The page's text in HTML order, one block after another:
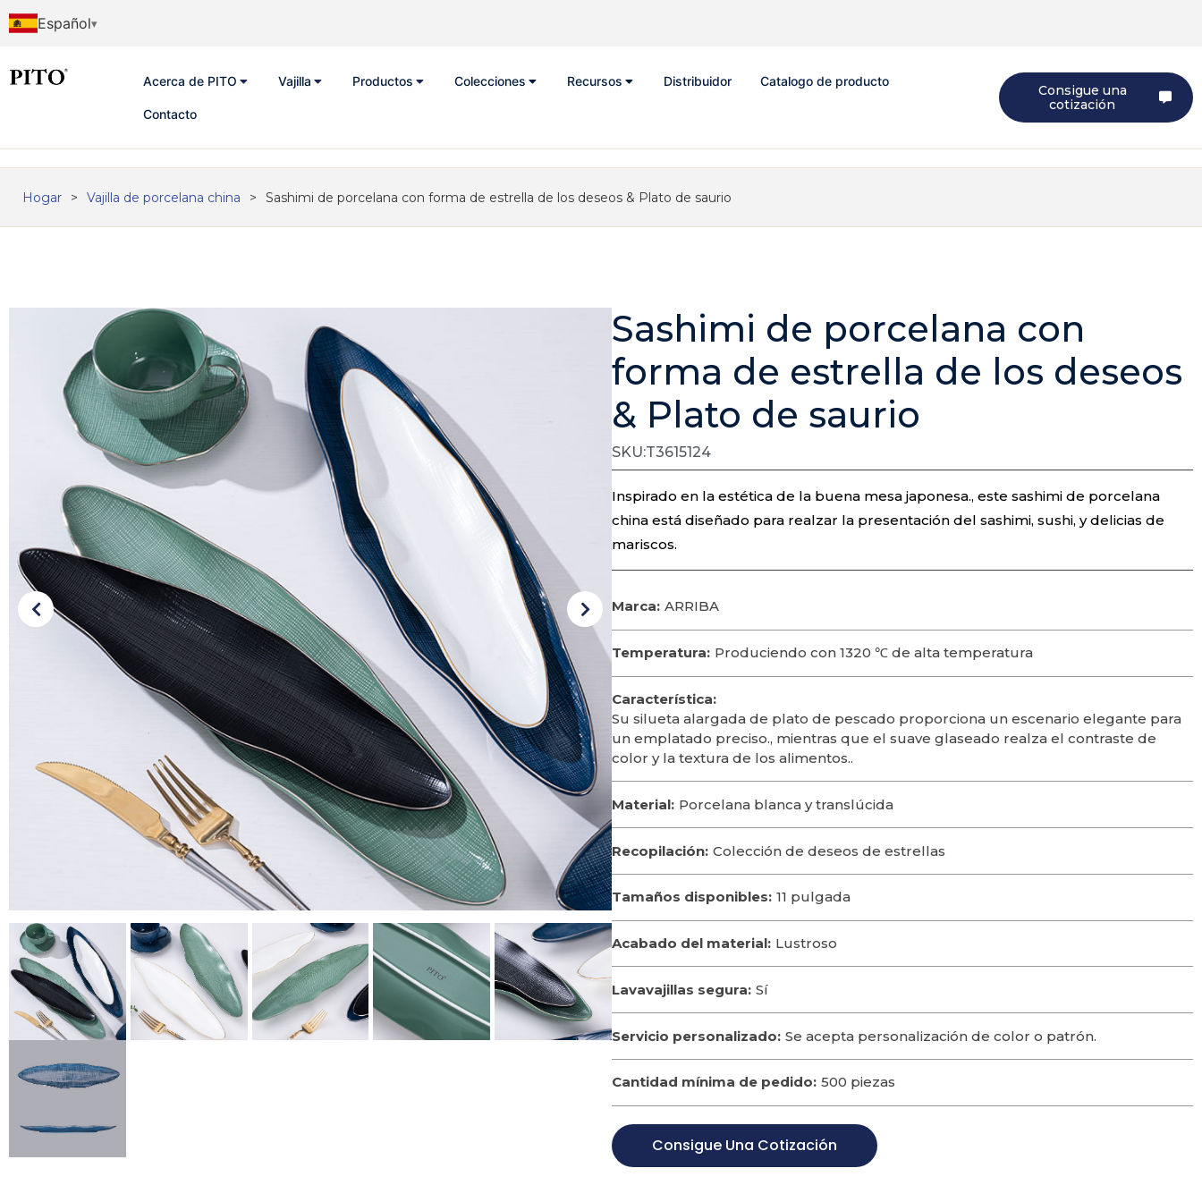
Español
Acerca de PITO Vajilla Productos Colecciones Recursos Distribuidor Catalogo de producto
Contacto
Consigue una
cotización
Hogar > Vajilla de porcelana china > Sashimi de porcelana con forma de estrella de los deseos & Plato de saurio
Sashimi de porcelana con
forma de estrella de los deseos
& Plato de saurio
SKU:T3615124
Inspirado en la estética de la buena mesa japonesa., este sashimi de porcelana
china está diseñado para realzar la presentación del sashimi, sushi, y delicias de
mariscos.
Marca: ARRIBA
Temperatura: Produciendo con 1320 ℃ de alta temperatura
Característica:
Su silueta alargada de plato de pescado proporciona un escenario elegante para
un emplatado preciso., mientras que el suave glaseado realza el contraste de
color y la textura de los alimentos..
Material: Porcelana blanca y translúcida
Recopilación: Colección de deseos de estrellas
Tamaños disponibles: 11 pulgada
Acabado del material: Lustroso
Lavavajillas segura: Sí
Servicio personalizado: Se acepta personalización de color o patrón.
Cantidad mínima de pedido: 500 piezas
Consigue Una Cotización